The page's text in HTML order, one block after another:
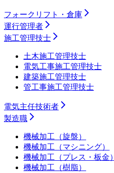
フォークリフト・倉庫
運行管理者
施工管理技士
土木施工管理技士
電気工事施工管理技士
建築施工管理技士
管工事施工管理技士
電気主任技術者
製造職
機械加工（旋盤）
機械加工（マシニング）
機械加工（プレス・板金）
機械加工（樹脂）